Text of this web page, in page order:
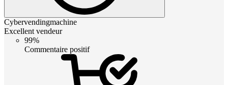
Cybervendingmachine
Excellent vendeur
99%
Commentaire positif